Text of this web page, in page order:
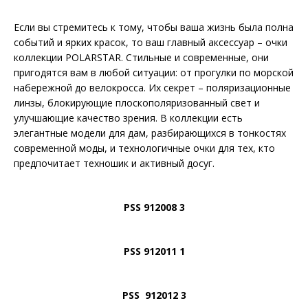
Если вы стремитесь к тому, чтобы ваша жизнь была полна
событий и ярких красок, то ваш главный аксессуар – очки
коллекции POLARSTAR. Стильные и со­временные, они
пригодятся вам в любой ситуации: от прогулки по морской
набережной до велокросса. Их секрет – поляризационные
линзы, блокирующие плоскополяризованный свет и
улучшающие качество зрения. В коллекции есть
элегантные модели для дам, разбирающихся в тонкостях
современной моды, и технологичные очки для тех, кто
предпочитает техношик и активный досуг.
PSS 912008 3
PSS 912011 1
PSS 912012 3